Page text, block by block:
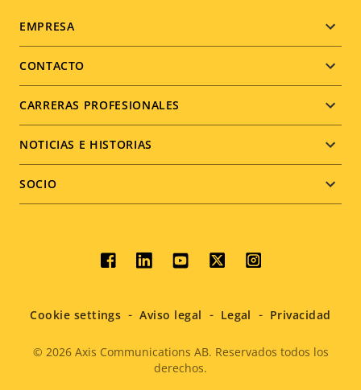
Footer
menu
EMPRESA
CONTACTO
CARRERAS PROFESIONALES
NOTICIAS E HISTORIAS
SOCIO
Social
menu
© 2026Axis Communications AB. Reservados todos los
derechos.
Cookie settings Aviso legal Legal Privacidad